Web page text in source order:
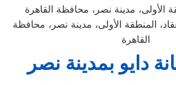
الأولى، مدينة نصر، محافظة القاهرة
المنطقة الأولى، مدينة نصر، محافظة
القاهرة
دايو بمدينة نصر